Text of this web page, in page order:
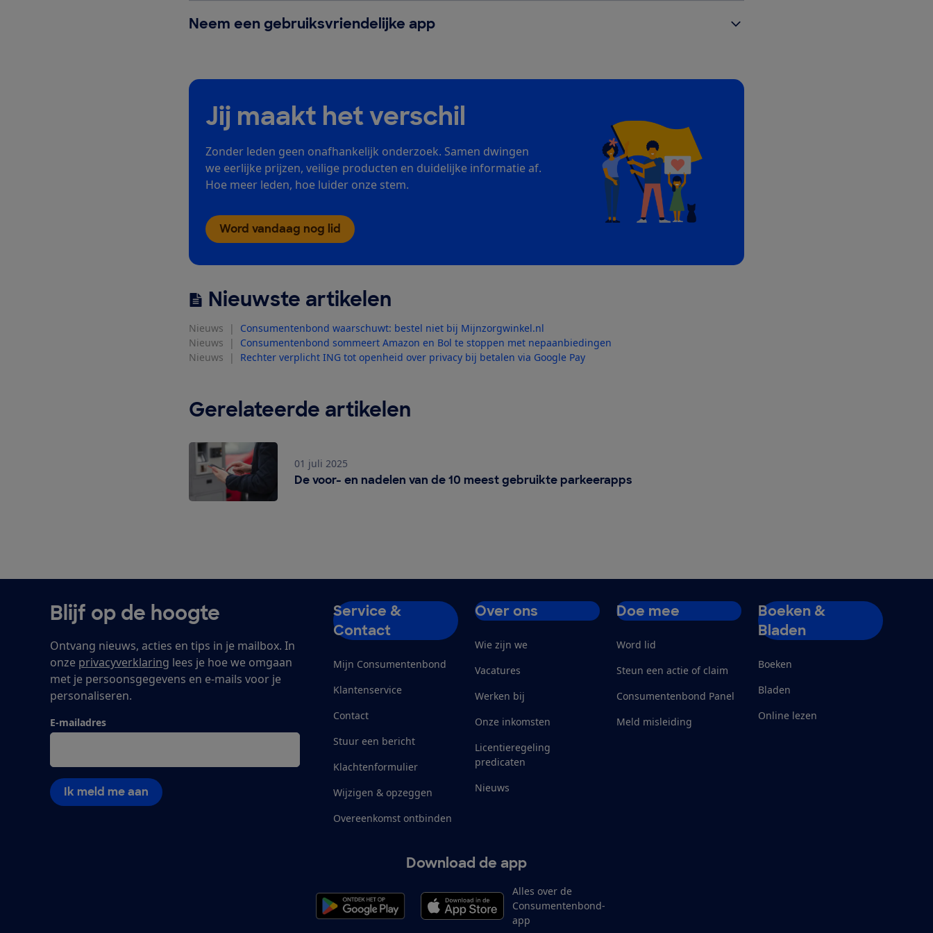
Neem een gebruiksvriendelijke app
Jij maakt het verschil
Zonder leden geen onafhankelijk onderzoek. Samen dwingen
we eerlijke prijzen, veilige producten en duidelijke informatie af.
Hoe meer leden, hoe luider onze stem.
Word vandaag nog lid
Nieuwste artikelen
Nieuws |
Consumentenbond waarschuwt: bestel niet bij Mijnzorgwinkel.nl
Nieuws
|
Consumentenbond sommeert Amazon en Bol te stoppen met nepaanbiedingen
Nieuws
| Rechter verplicht ING tot openheid over privacy bij betalen via Google Pay
Gerelateerde artikelen
De voor- en nadelen van de 10 meest gebruikte parkeerapps
01 juli 2025
De voor- en nadelen van de 10 meest gebruikte parkeerapps
Blijf op de hoogte
Ontvang nieuws, acties en tips in je mailbox. In
onze privacyverklaring lees je hoe we omgaan
met je persoonsgegevens en e-mails voor je
personaliseren.
E-mailadres
Ik meld me aan
Service &
Contact
Mijn Consumentenbond
Klantenservice
Contact
Stuur een bericht
Klachtenformulier
Wijzigen & opzeggen
Overeenkomst ontbinden
Over ons
Wie zijn we
Vacatures
Werken bij
Onze inkomsten
Licentieregeling
predicaten
Nieuws
Doe mee
Word lid
Steun een actie of claim
Consumentenbond Panel
Meld misleiding
Boeken &
Bladen
Boeken
Bladen
Online lezen
Download de app
Alles over de
Consumentenbond-
app